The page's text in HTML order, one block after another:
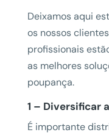
Deixamos aqui
os nossos
profissionais
as melhores
poupança.
1 – Diversificar
É importante